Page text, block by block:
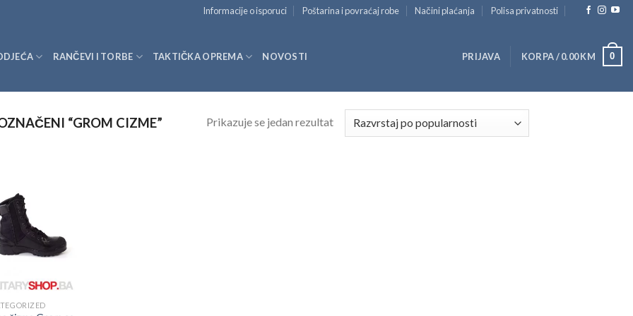
Informacije o isporuci Poštarina i povraćaj robe Načini plaćanja Polisa privatnosti
RANČEVI I TORBE TAKTIČKA OPREMA NOVOSTI PRIJAVA KORPA /0.00KM 0
“GROM CIZME” Prikazuje se jedan rezultat